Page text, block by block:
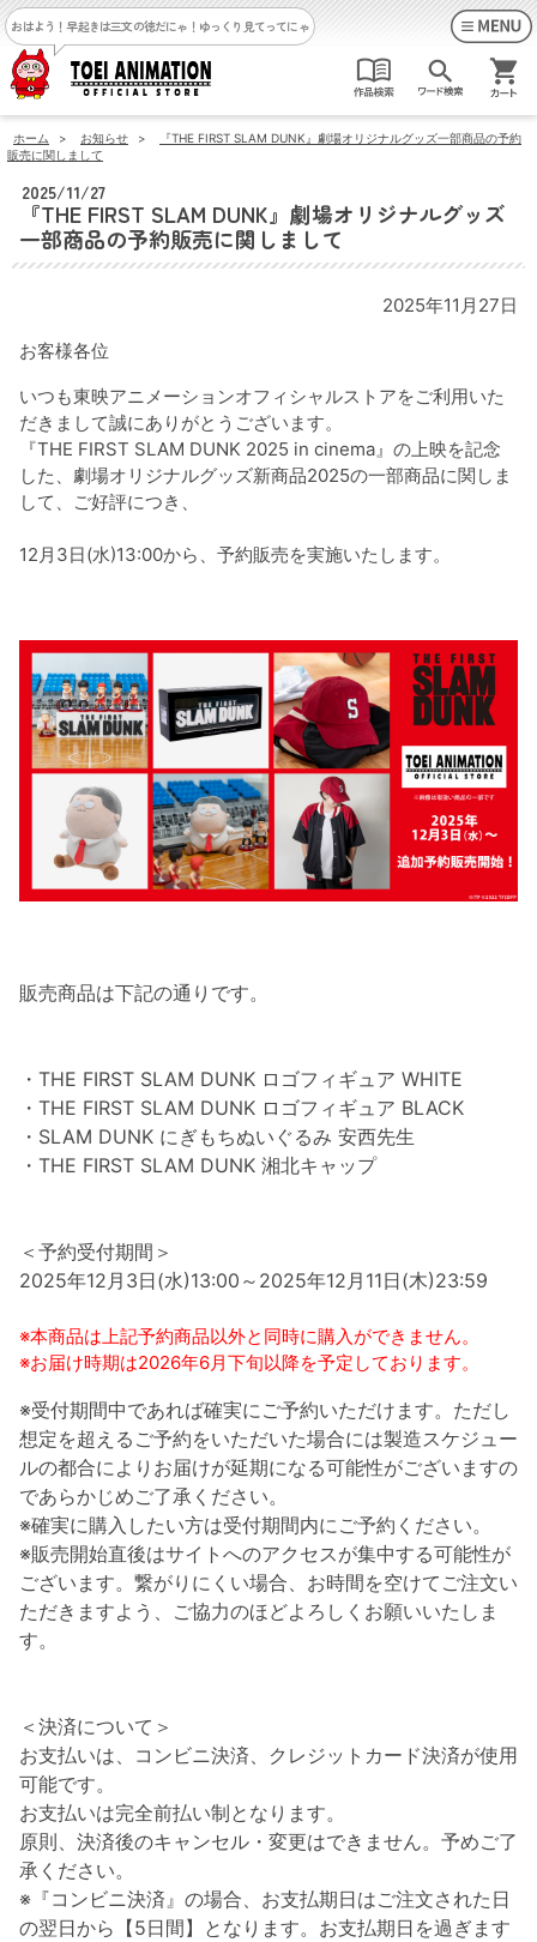
おはよう！早起きは三文の徳だにゃ！ ゆっくり見てってにゃ
ホーム > お知らせ >
『THE FIRST SLAM DUNK』劇場オリジナルグッズ一部商品の予約
販売に関しまして
2025/11/27
『THE FIRST SLAM DUNK』劇場オリジナルグッズ
一部商品の予約販売に関しまして
2025年11月27日
お客様各位
いつも東映アニメーションオフィシャルストアをご利用いた
だきまして誠にありがとうございます。
『THE FIRST SLAM DUNK 2025 in cinema』の上映を記念
した、劇場オリジナルグッズ新商品2025の一部商品に関しま
して、ご好評につき、
12月3日(水)13:00から、予約販売を実施いたします。
販売商品は下記の通りです。
・THE FIRST SLAM DUNK ロゴフィギュア WHITE
・THE FIRST SLAM DUNK ロゴフィギュア BLACK
・SLAM DUNK にぎもちぬいぐるみ 安西先生
・THE FIRST SLAM DUNK 湘北キャップ
＜予約受付期間＞
2025年12月3日(水)13:00～2025年12月11日(木)23:59
※本商品は上記予約商品以外と同時に購入ができません。
※お届け時期は2026年6月下旬以降を予定しております。
※受付期間中であれば確実にご予約いただけます。ただし
想定を超えるご予約をいただいた場合には製造スケジュー
ルの都合によりお届けが延期になる可能性がございますの
であらかじめご了承ください。
※確実に購入したい方は受付期間内にご予約ください。
※販売開始直後はサイトへのアクセスが集中する可能性が
ございます。繋がりにくい場合、お時間を空けてご注文い
ただきますよう、ご協力のほどよろしくお願いいたしま
す。
＜決済について＞
お支払いは、コンビニ決済、クレジットカード決済が使用
可能です。
お支払いは完全前払い制となります。
原則、決済後のキャンセル・変更はできません。予めご了
承ください。
※『コンビニ決済』の場合、お支払期日はご注文された日
の翌日から【5日間】となります。お支払期日を過ぎます